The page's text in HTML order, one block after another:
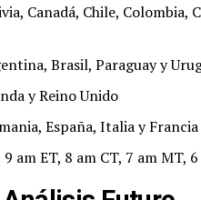
Canadá, Chile, Colombia,
Brasil, Paraguay y
y Reino Unido
España, Italia y Francia
am ET, 8 am CT, 7 am MT,